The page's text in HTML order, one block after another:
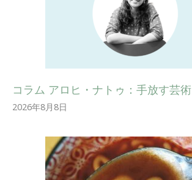
コラム アロヒ・ナトゥ：手放す芸術
2026年8月8日